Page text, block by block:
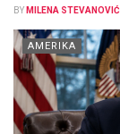
BY MILENA STEVANOVIĆ
AMERIKA